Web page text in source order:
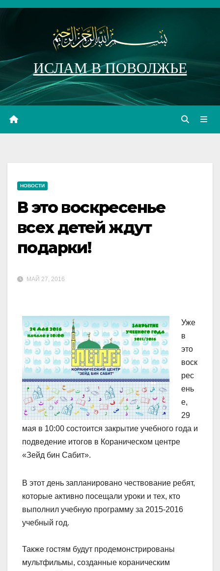
Перейти
ИСЛАМ В ПОВОЛЖЬЕ
НОВОСТИ
В это воскресенье
всех детей ждут
подарки!
МАЙ 27, 2016
Уже
в
это
воск
рес
ень
е,
29
мая в 10:00 состоится закрытие учебного года и
подведение итогов в Кораническом центре
«Зейд бин Сабит».
В этот день запланировано чествование ребят,
которые активно посещали уроки и тех, кто
выполнил учебную программу за 2015-2016
учебный год.
Также гостям будут продемонстрированы
мультфильмы, созданные кораническим